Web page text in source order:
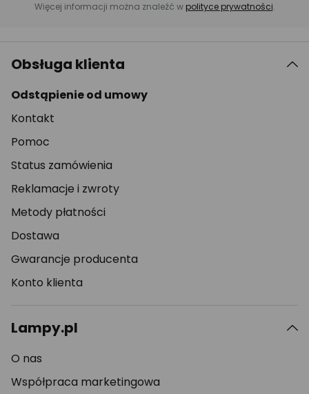
Więcej informacji można znaleźć w polityce prywatności.
Obsługa klienta
Odstąpienie od umowy
Kontakt
Pomoc
Status zamówienia
Reklamacje i zwroty
Metody płatności
Dostawa
Gwarancje producenta
Konto klienta
Lampy.pl
O nas
Współpraca marketingowa